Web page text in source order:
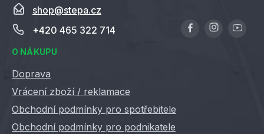
shop@stepa.cz
+420 465 322 714
O NÁKUPU
Doprava
Vrácení zboží / reklamace
Obchodní podmínky pro spotřebitele
Obchodní podmínky pro podnikatele